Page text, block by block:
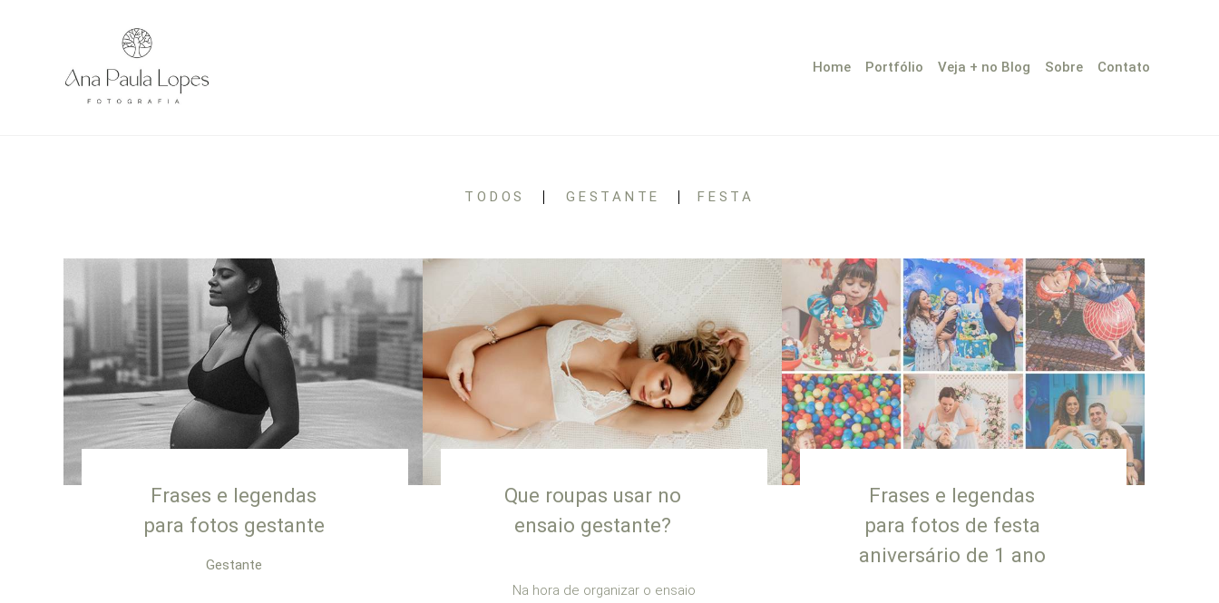
Home Portfólio Veja + no Blog Sobre Contato
TODOS GESTANTE FESTA
Frases e legendas
para fotos gestante
Gestante
Que roupas usar no
ensaio gestante?
Na hora de organizar o ensaio
Frases e legendas
para fotos de festa
aniversário de 1 ano